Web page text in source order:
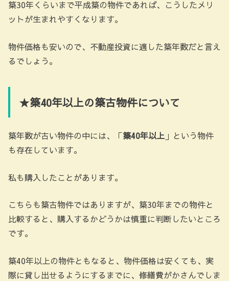
築30年くらいまで平成築の物件であれば、こうしたメリ
ットが生まれやすくなります。
物件価格も安いので、不動産投資に適した築年数だと言え
るでしょう。
★築40年以上の築古物件について
築年数が古い物件の中には、「築40年以上 」という物件
も存在しています。
私も購入したことがあります。
こちらも築古物件ではありますが、築30年までの物件と
比較すると、購入するかどうかは慎重に判断したいところ
です。
築40年以上の物件ともなると、物件価格は安くても、実
際に貸し出せるようにするまでに、修繕費がかさんでしま